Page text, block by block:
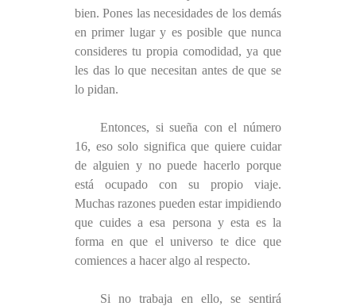
bien. Pones las necesidades de los demás
en primer lugar y es posible que nunca
consideres tu propia comodidad, ya que
les das lo que necesitan antes de que se
lo pidan.
Entonces, si sueña con el número
16, eso solo significa que quiere cuidar
de alguien y no puede hacerlo porque
está ocupado con su propio viaje.
Muchas razones pueden estar impidiendo
que cuides a esa persona y esta es la
forma en que el universo te dice que
comiences a hacer algo al respecto.
Si no trabaja en ello, se sentirá